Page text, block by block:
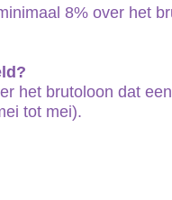
8% over het
het brutoloon dat
tot mei).